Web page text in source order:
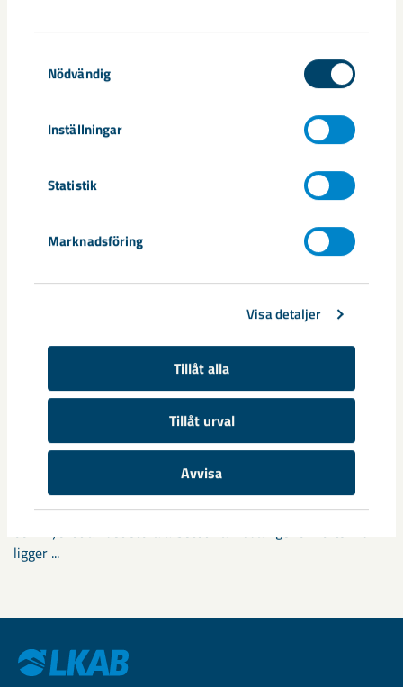
Nödvändig
Inställningar
Statistik
Marknadsföring
Visa detaljer
Tillåt alla
Tillåt urval
Avvisa
Nytt sovringsverk växer fram
Nu syns det hur LKAB:s nya sovringsverk successivt tar form.
Fokus på östra Malmberget i
samhällsomvandlingen
Samhällsomvandlingen i Gällivare har pågått i snart tio år
och mycket av det stora arbetet har redan genomförts. Nu
ligger ...